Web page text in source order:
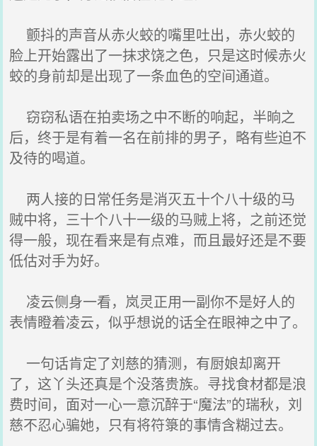
颤抖的声音从赤火蛟的嘴里吐出，赤火蛟的
脸上开始露出了一抹求饶之色，只是这时候赤火
蛟的身前却是出现了一条血色的空间通道。
窃窃私语在拍卖场之中不断的响起，半晌之
后，终于是有着一名在前排的男子，略有些迫不
及待的喝道。
两人接的日常任务是消灭五十个八十级的马
贼中将，三十个八十一级的马贼上将，之前还觉
得一般，现在看来是有点难，而且最好还是不要
低估对手为好。
凌云侧身一看，岚灵正用一副你不是好人的
表情瞪着凌云，似乎想说的话全在眼神之中了。
一句话肯定了刘慈的猜测，有厨娘却离开
了，这丫头还真是个没落贵族。寻找食材都是浪
费时间，面对一心一意沉醉于“魔法”的瑞秋，刘
慈不忍心骗她，只有将符箓的事情含糊过去。